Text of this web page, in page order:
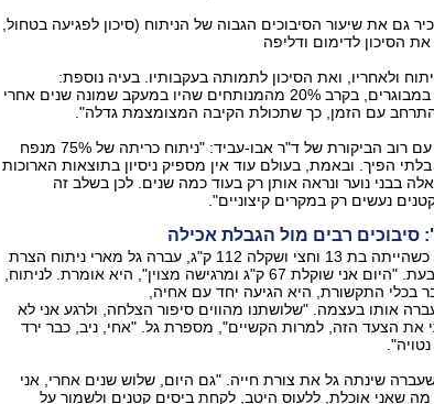
גם את שיעור הסיבוכים הגבוה של הניתוח (סיכון לפגיעה בטחול,
ולאחריו, ואת הסיכון לתמותה בעקבותיו. בעיה נוספת:
"מהניסיון שנצבר במבוגרים, בקרב ‭20%‬ מהמנותחים שהיו במעקב שמונה שנים אחרי
התרחב עם הזמן, כך שתכולת הקיבה המצומצמת גדלה‭."‬
ד"ר סרור מסכים עם רוב הביקורת של ד"ר אבו-עביד: "ניתוח כריתה של ‭75%‬ מנפח
הפיך. ובאמת, בעולם עוד אין מספיק ניסיון בתוצאות הארוכות
בבני נוער ונראה אותן רק בעוד כמה שנים. לכן בשלב זה
נעשים רק במקרים קיצוניים‭."‬
לפני שלוש שנים, כשהייתה בת 13 וחצי ושקלה 112 ק"ג, עברה גל מארי ניתוח הצרת
קיבה בשיטת הטבעת. "היום אני שוקלת 67 ק"ג ומרגישה מצוין‭,"‬ היא אומרת. לניתוח,
בכלי התקשורת, היא הגיעה יחד עם אחיה,
אותו בעצמה. "שלושתנו מהווים סיפור הצלחה, ולרגע אני לא
מצטערת שעשיתי את הצעד הזה, למרות הקשיים‭,"‬ מספרת גל. "אחי, ניב, כבר ירד
שינתה גל את צורת חייה. "גם היום, שלוש שנים אחרי, אני
שאני אוכלת, ללעוס היטב, לקחת ביסים קטנים ולשמור על